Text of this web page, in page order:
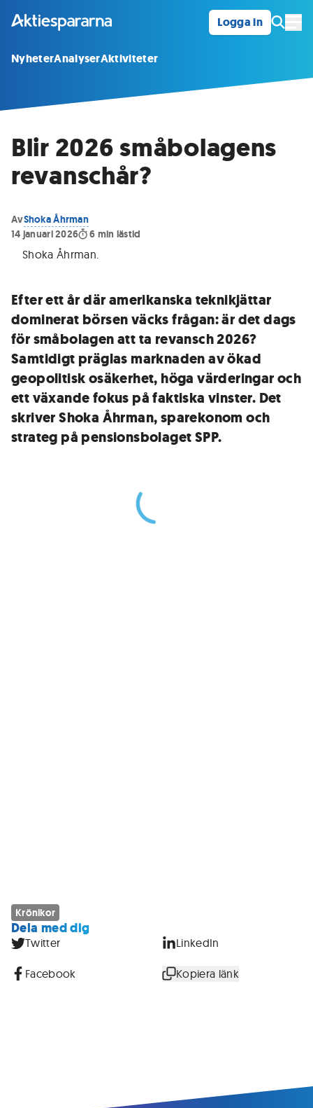
Logga in
NyheterAnalyserAktiviteter
Blir 2026 småbolagens
revanschår?
AvShoka Åhrman
14 januari 2026
6 min lästid
Shoka Åhrman.
Efter ett år där amerikanska teknikjättar
dominerat börsen väcks frågan: är det dags
för småbolagen att ta revansch 2026?
Samtidigt präglas marknaden av ökad
geopolitisk osäkerhet, höga värderingar och
ett växande fokus på faktiska vinster. Det
skriver Shoka Åhrman, sparekonom och
strateg på pensionsbolaget SPP.
Krönikor
Dela med dig
Twitter LinkedIn
Facebook Kopiera länk